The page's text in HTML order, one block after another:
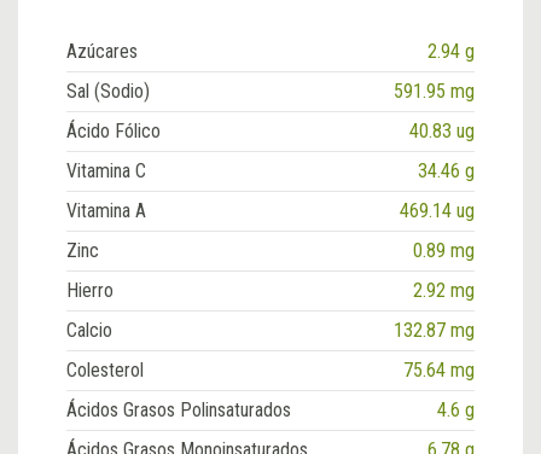
Azúcares
2.94 g
Sal (Sodio)
591.95 mg
Ácido Fólico
40.83 ug
Vitamina C
34.46 g
Vitamina A
469.14 ug
Zinc
0.89 mg
Hierro
2.92 mg
Calcio
132.87 mg
Colesterol
75.64 mg
Ácidos Grasos Polinsaturados
4.6 g